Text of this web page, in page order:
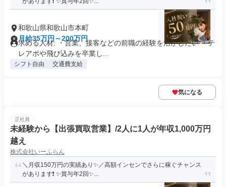
和歌山県和歌山市本町
月給35万円～200万円
求める人材: ・営業、接客などの前職の経験を活かしたい ・テ
レアポや飛び込みを卒業し...
シフト自由 交通費支給
気になる
正社員
未経験から【出張買取営業】/2人に1人が年収1,000万円
越え
株式会社いーふらん
＼月収150万円の実績あり✨／高額インセンでさらに稼ぐチャンス
があります❗ ✨賞与年2回✨...